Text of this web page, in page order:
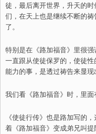
徒，最后离开世界，升天的
们，在天上也是继续不断的
了。
特别是在《路加福音》里很
一直跟从使徒保罗的，使徒
能力的事，是透过祷告来显现
我们看《路加福音》时，里面
《使徒行传》也是路加写的
着《路加福音》变成弟兄叫